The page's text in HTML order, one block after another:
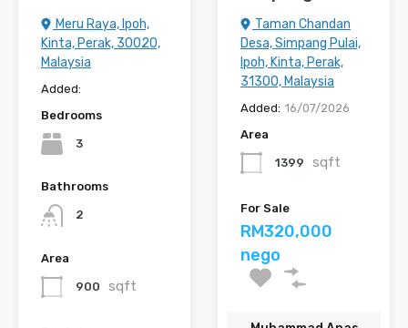
Meru Raya, Ipoh,
Kinta, Perak, 30020,
Malaysia
Added:
Bedrooms
3
Bathrooms
2
Area
900 sqft
Taman Chandan
Desa, Simpang Pulai,
Ipoh, Kinta, Perak,
31300, Malaysia
Added: 16/07/2026
Area
1399 sqft
For Sale
RM320,000
nego